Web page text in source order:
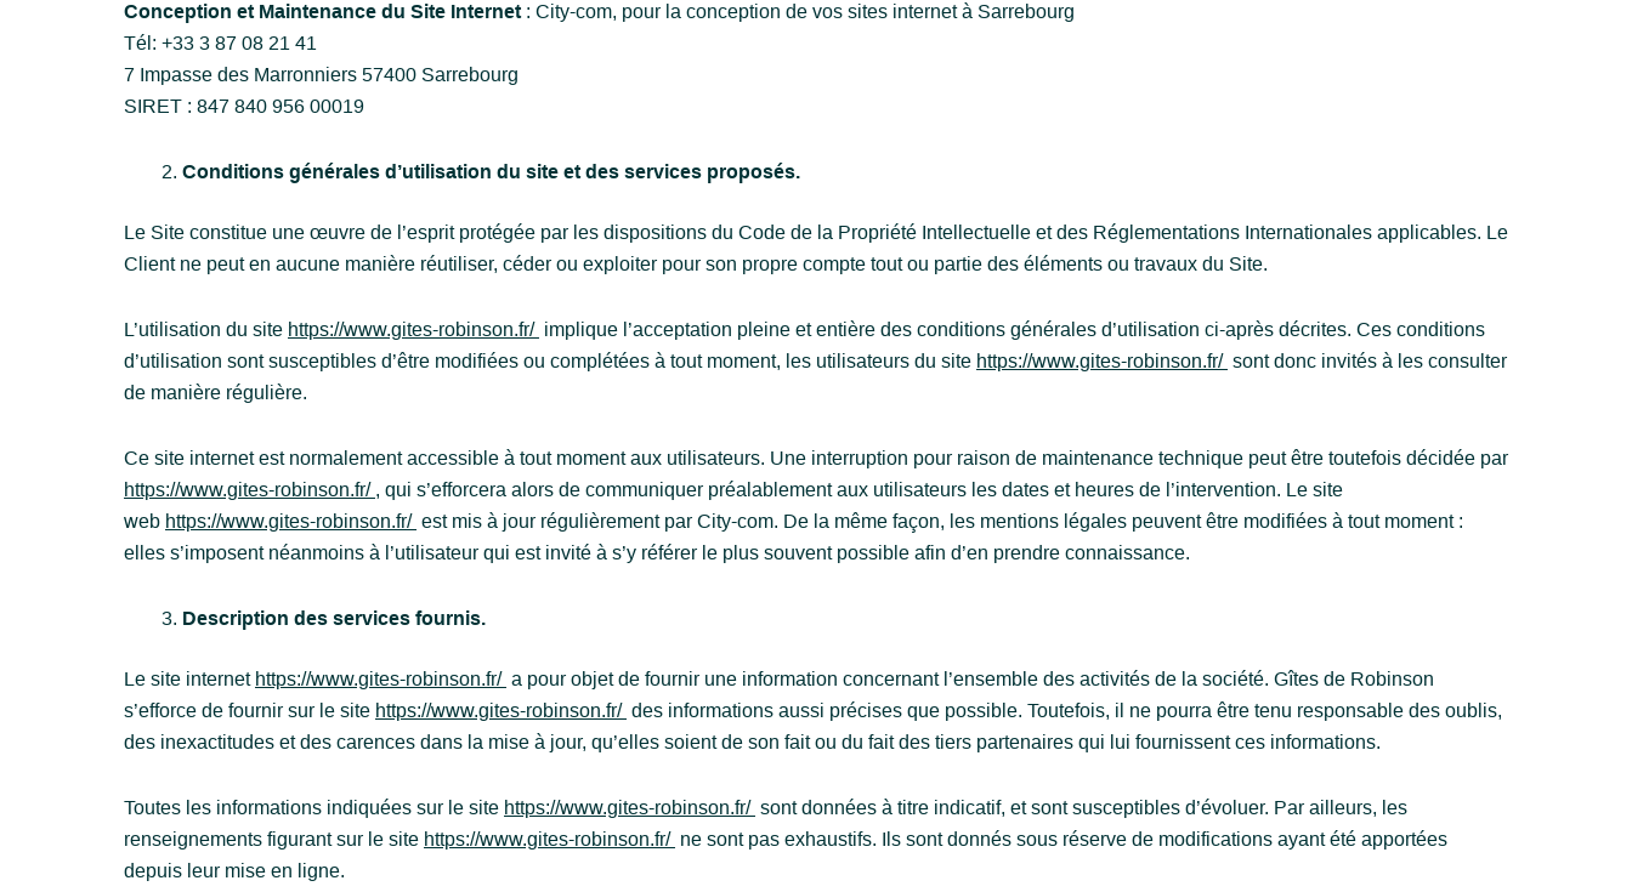
Conception et Maintenance du Site Internet: City-com, pour la conception de vos sites internet à Sarrebourg
Tél: +33 3 87 08 21 41
7 Impasse des Marronniers 57400 Sarrebourg
SIRET : 847 840 956 00019
Conditions générales d’utilisation du site et des services proposés.
Le Site constitue une œuvre de l’esprit protégée par les dispositions du Code de la Propriété Intellectuelle et des Réglementations Internationales applicables. Le
Client ne peut en aucune manière réutiliser, céder ou exploiter pour son propre compte tout ou partie des éléments ou travaux du Site.
L’utilisation du site https://www.gites-robinson.fr/ implique l’acceptation pleine et entière des conditions générales d’utilisation ci-après décrites. Ces conditions
d’utilisation sont susceptibles d’être modifiées ou complétées à tout moment, les utilisateurs du site https://www.gites-robinson.fr/ sont donc invités à les consulter
de manière régulière.
Ce site internet est normalement accessible à tout moment aux utilisateurs. Une interruption pour raison de maintenance technique peut être toutefois décidée par
https://www.gites-robinson.fr/ , qui s’efforcera alors de communiquer préalablement aux utilisateurs les dates et heures de l’intervention. Le site
web https://www.gites-robinson.fr/ est mis à jour régulièrement par City-com. De la même façon, les mentions légales peuvent être modifiées à tout moment :
elles s’imposent néanmoins à l’utilisateur qui est invité à s’y référer le plus souvent possible afin d’en prendre connaissance.
Description des services fournis.
Le site internet https://www.gites-robinson.fr/ a pour objet de fournir une information concernant l’ensemble des activités de la société. Gîtes de Robinson
s’efforce de fournir sur le site https://www.gites-robinson.fr/ des informations aussi précises que possible. Toutefois, il ne pourra être tenu responsable des oublis,
des inexactitudes et des carences dans la mise à jour, qu’elles soient de son fait ou du fait des tiers partenaires qui lui fournissent ces informations.
Toutes les informations indiquées sur le site https://www.gites-robinson.fr/ sont données à titre indicatif, et sont susceptibles d’évoluer. Par ailleurs, les
renseignements figurant sur le site https://www.gites-robinson.fr/ ne sont pas exhaustifs. Ils sont donnés sous réserve de modifications ayant été apportées
depuis leur mise en ligne.